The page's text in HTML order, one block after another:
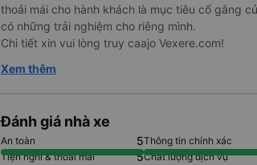
thoải mái cho hành khách là mục tiêu cố gắng
có những trải nghiệm cho riêng mình.
Chi tiết xin vui lòng truy caajo Vexere.com!
Xem thêm
Đánh giá nhà xe
An toàn 5Thông tin chính xác
Tiện nghi & thoải mái 5Chất lượng dịch vụ